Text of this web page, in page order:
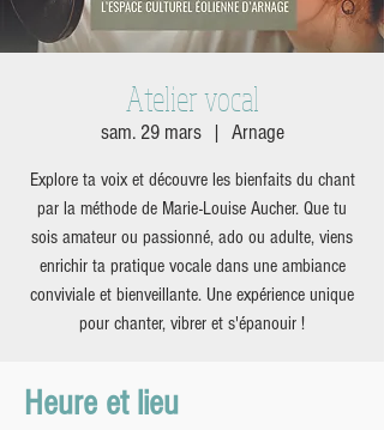
Atelier vocal
sam. 29 mars
  |
Arnage
Explore ta voix et découvre les bienfaits du chant
par la méthode de Marie-Louise Aucher. Que tu
sois amateur ou passionné, ado ou adulte, viens
enrichir ta pratique vocale dans une ambiance
conviviale et bienveillante. Une expérience unique
pour chanter, vibrer et s'épanouir !
Heure et lieu